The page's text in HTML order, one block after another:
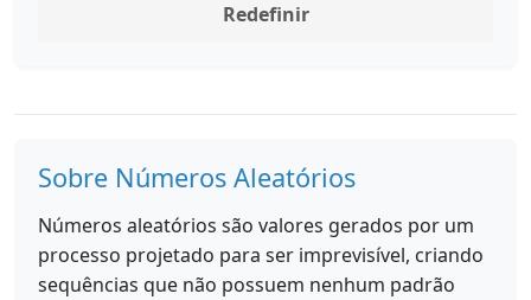
Redefinir
Sobre Números Aleatórios
Números aleatórios são valores gerados por um
processo projetado para ser imprevisível, criando
sequências que não possuem nenhum padrão